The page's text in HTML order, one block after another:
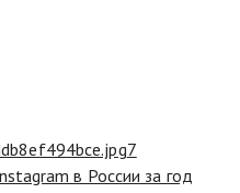
7
в России за год